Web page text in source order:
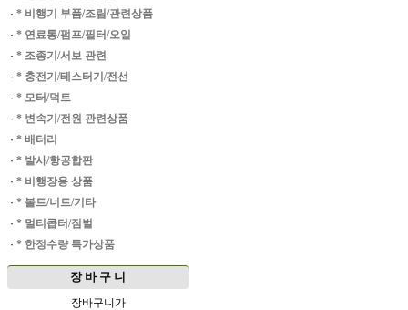
· * 비행기 부품/조립/관련상품
· * 연료통/펌프/필터/오일
· * 조종기/서보 관련
· * 충전기/테스터기/전선
· * 모터/덕트
· * 변속기/전원 관련상품
· * 배터리
· * 발사/항공합판
· * 비행장용 상품
· * 볼트/너트/기타
· * 멀티콥터/짐벌
· * 한정수량 특가상품
장 바 구 니
장바구니가